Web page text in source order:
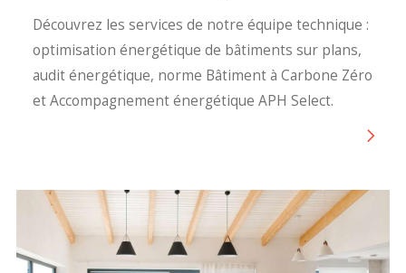
Découvrez les services de notre équipe technique :
optimisation énergétique de bâtiments sur plans,
audit énergétique, norme Bâtiment à Carbone Zéro
et Accompagnement énergétique APH Select.